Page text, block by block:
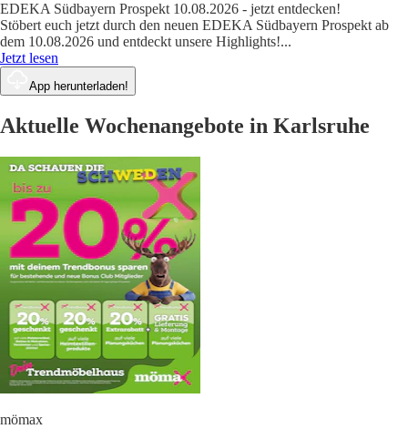
EDEKA Südbayern Prospekt 10.08.2026 - jetzt entdecken!
Stöbert euch jetzt durch den neuen EDEKA Südbayern Prospekt ab
dem 10.08.2026 und entdeckt unsere Highlights!...
Jetzt lesen
App herunterladen!
Aktuelle Wochenangebote in Karlsruhe
mömax